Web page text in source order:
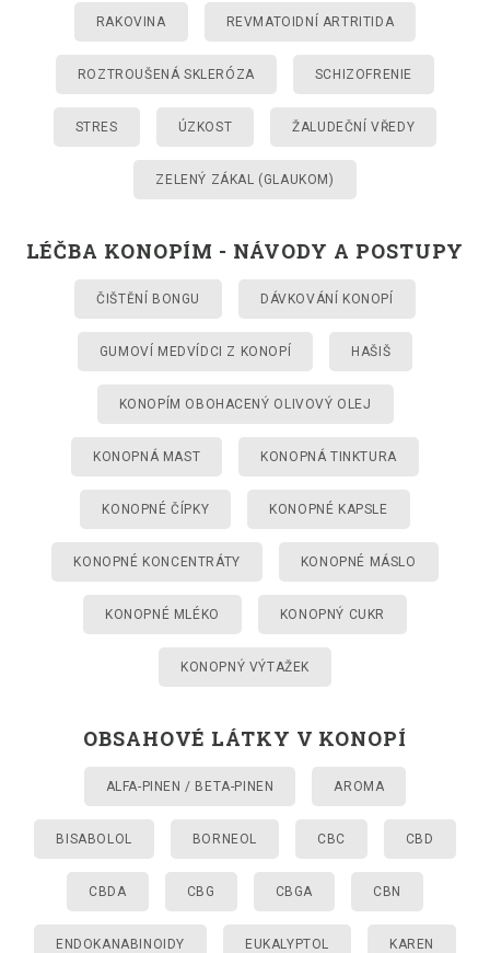
RAKOVINA REVMATOIDNÍ ARTRITIDA
ROZTROUŠENÁ SKLERÓZA SCHIZOFRENIE
STRES ÚZKOST ŽALUDEČNÍ VŘEDY
ZELENÝ ZÁKAL (GLAUKOM)
LÉČBA KONOPÍM - NÁVODY A POSTUPY
ČIŠTĚNÍ BONGU DÁVKOVÁNÍ KONOPÍ
GUMOVÍ MEDVÍDCI Z KONOPÍ HAŠIŠ
KONOPÍM OBOHACENÝ OLIVOVÝ OLEJ
KONOPNÁ MAST KONOPNÁ TINKTURA
KONOPNÉ ČÍPKY KONOPNÉ KAPSLE
KONOPNÉ KONCENTRÁTY KONOPNÉ MÁSLO
KONOPNÉ MLÉKO KONOPNÝ CUKR
KONOPNÝ VÝTAŽEK
OBSAHOVÉ LÁTKY V KONOPÍ
ALFA-PINEN / BETA-PINEN AROMA
BISABOLOL BORNEOL CBC CBD
CBDA CBG CBGA CBN
ENDOKANABINOIDY EUKALYPTOL KAREN